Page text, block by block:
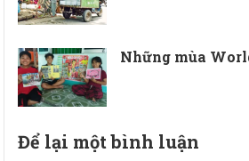
Những mùa
Để lại một bình luận